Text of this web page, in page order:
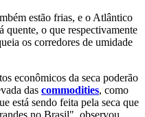
estão frias, e o Atlântico
quente, o que respectivamente
os corredores de umidade
econômicos da seca poderão
das commodities, como
está sendo feita pela seca que
no Brasil", observou.